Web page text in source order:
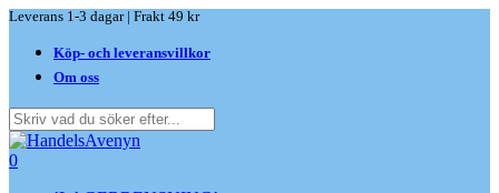
Skip
main
content
Leverans 1-3 dagar | Frakt 49 kr
Köp- och leveransvillkor
Om oss
Close
Search
search
0